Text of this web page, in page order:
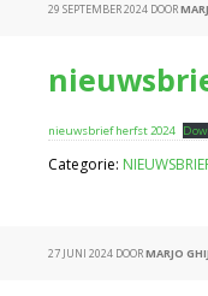
29 SEPTEMBER 2024 DOOR
nieuwsbrief herfst 2024
Categorie:
27 JUNI 2024 DOORMARJO